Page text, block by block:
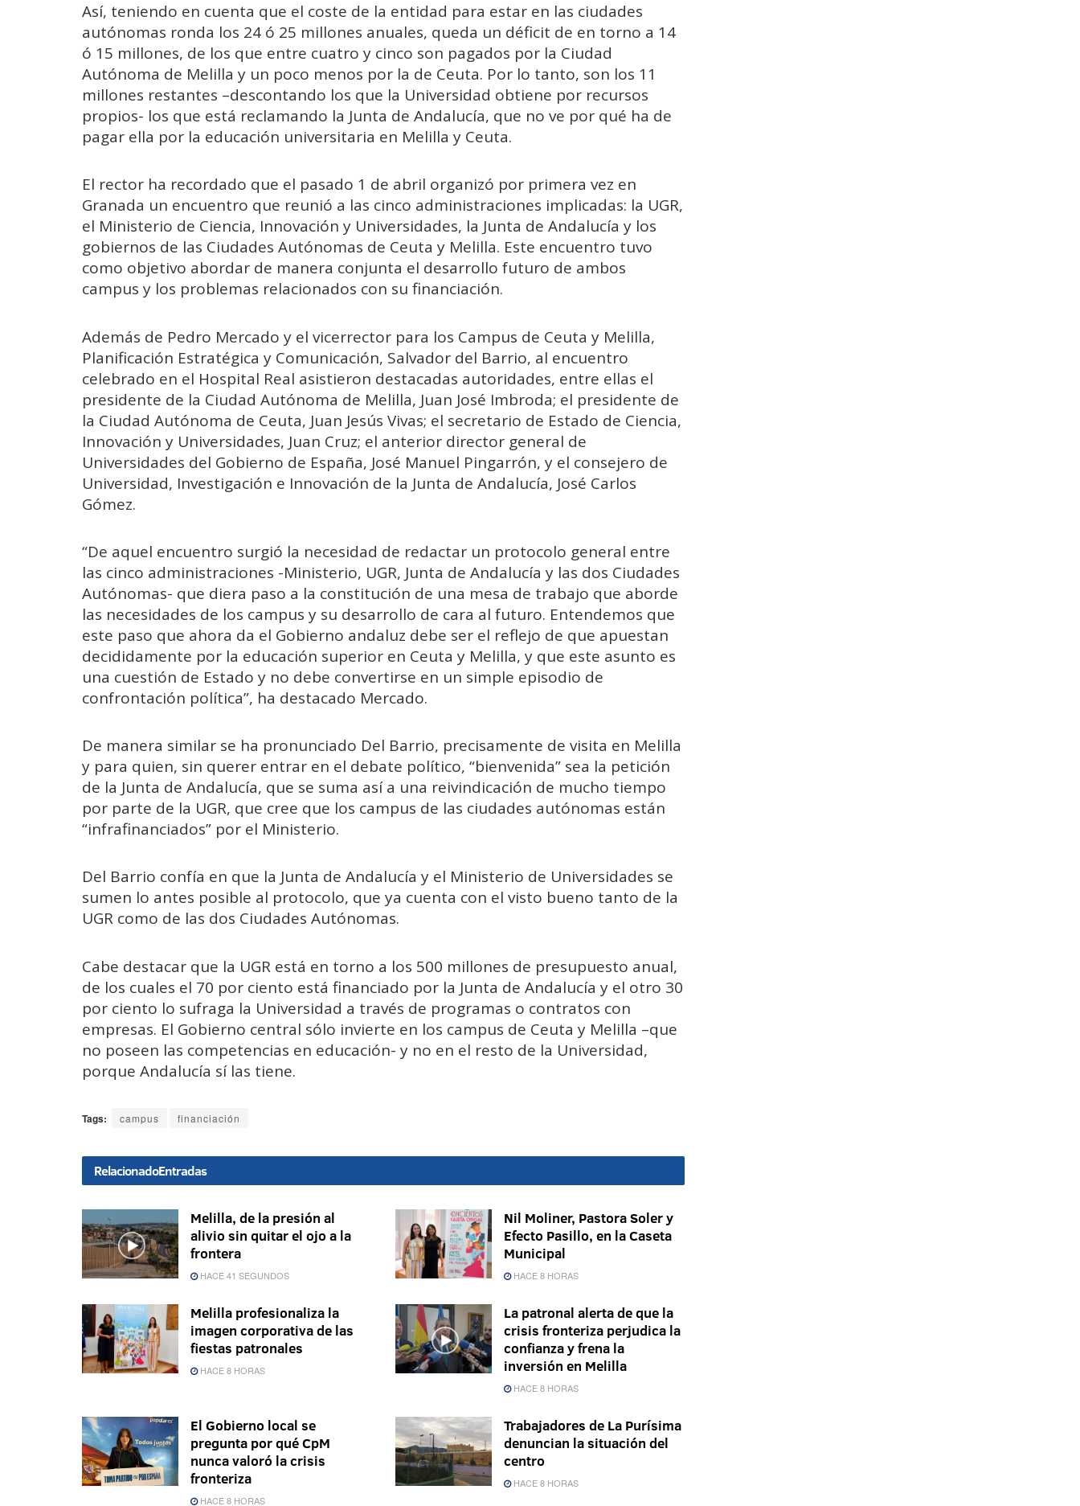
Así, teniendo en cuenta que el coste de la entidad para estar en las ciudades
autónomas ronda los 24 ó 25 millones anuales, queda un déficit de en torno a 14
ó 15 millones, de los que entre cuatro y cinco son pagados por la Ciudad
Autónoma de Melilla y un poco menos por la de Ceuta. Por lo tanto, son los 11
millones restantes –descontando los que la Universidad obtiene por recursos
propios- los que está reclamando la Junta de Andalucía, que no ve por qué ha de
pagar ella por la educación universitaria en Melilla y Ceuta.
El rector ha recordado que el pasado 1 de abril organizó por primera vez en
Granada un encuentro que reunió a las cinco administraciones implicadas: la UGR,
el Ministerio de Ciencia, Innovación y Universidades, la Junta de Andalucía y los
gobiernos de las Ciudades Autónomas de Ceuta y Melilla. Este encuentro tuvo
como objetivo abordar de manera conjunta el desarrollo futuro de ambos
campus y los problemas relacionados con su financiación.
Además de Pedro Mercado y el vicerrector para los Campus de Ceuta y Melilla,
Planificación Estratégica y Comunicación, Salvador del Barrio, al encuentro
celebrado en el Hospital Real asistieron destacadas autoridades, entre ellas el
presidente de la Ciudad Autónoma de Melilla, Juan José Imbroda; el presidente de
la Ciudad Autónoma de Ceuta, Juan Jesús Vivas; el secretario de Estado de Ciencia,
Innovación y Universidades, Juan Cruz; el anterior director general de
Universidades del Gobierno de España, José Manuel Pingarrón, y el consejero de
Universidad, Investigación e Innovación de la Junta de Andalucía, José Carlos
Gómez.
“De aquel encuentro surgió la necesidad de redactar un protocolo general entre
las cinco administraciones -Ministerio, UGR, Junta de Andalucía y las dos Ciudades
Autónomas- que diera paso a la constitución de una mesa de trabajo que aborde
las necesidades de los campus y su desarrollo de cara al futuro. Entendemos que
este paso que ahora da el Gobierno andaluz debe ser el reflejo de que apuestan
decididamente por la educación superior en Ceuta y Melilla, y que este asunto es
una cuestión de Estado y no debe convertirse en un simple episodio de
confrontación política”, ha destacado Mercado.
De manera similar se ha pronunciado Del Barrio, precisamente de visita en Melilla
y para quien, sin querer entrar en el debate político, “bienvenida” sea la petición
de la Junta de Andalucía, que se suma así a una reivindicación de mucho tiempo
por parte de la UGR, que cree que los campus de las ciudades autónomas están
“infrafinanciados” por el Ministerio.
Del Barrio confía en que la Junta de Andalucía y el Ministerio de Universidades se
sumen lo antes posible al protocolo, que ya cuenta con el visto bueno tanto de la
UGR como de las dos Ciudades Autónomas.
Cabe destacar que la UGR está en torno a los 500 millones de presupuesto anual,
de los cuales el 70 por ciento está financiado por la Junta de Andalucía y el otro 30
por ciento lo sufraga la Universidad a través de programas o contratos con
empresas. El Gobierno central sólo invierte en los campus de Ceuta y Melilla –que
no poseen las competencias en educación- y no en el resto de la Universidad,
porque Andalucía sí las tiene.
Tags: campus financiación
RelacionadoEntradas
Melilla, de la presión al
alivio sin quitar el ojo a la
frontera
HACE 41 SEGUNDOS
Nil Moliner, Pastora Soler y
Efecto Pasillo, en la Caseta
Municipal
HACE 8 HORAS
Melilla profesionaliza la
imagen corporativa de las
fiestas patronales
HACE 8 HORAS
La patronal alerta de que la
crisis fronteriza perjudica la
confianza y frena la
inversión en Melilla
HACE 8 HORAS
El Gobierno local se
pregunta por qué CpM
nunca valoró la crisis
fronteriza
HACE 8 HORAS
Trabajadores de La Purísima
denuncian la situación del
centro
HACE 8 HORAS